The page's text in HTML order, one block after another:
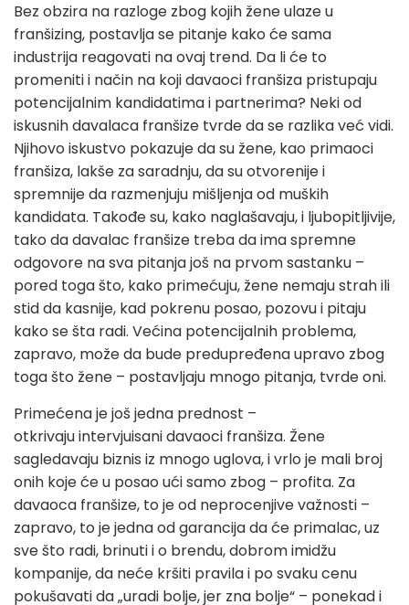
Bez obzira na razloge zbog kojih žene ulaze u
franšizing, postavlja se pitanje kako će sama
industrija reagovati na ovaj trend. Da li će to
promeniti i način na koji davaoci franšiza pristupaju
potencijalnim kandidatima i partnerima? Neki od
iskusnih davalaca franšize tvrde da se razlika već vidi.
Njihovo iskustvo pokazuje da su žene, kao primaoci
franšiza, lakše za saradnju, da su otvorenije i
spremnije da razmenjuju mišljenja od muških
kandidata. Takođe su, kako naglašavaju, i ljubopitljivije,
tako da davalac franšize treba da ima spremne
odgovore na sva pitanja još na prvom sastanku –
pored toga što, kako primećuju, žene nemaju strah ili
stid da kasnije, kad pokrenu posao, pozovu i pitaju
kako se šta radi. Većina potencijalnih problema,
zapravo, može da bude predupređena upravo zbog
toga što žene – postavljaju mnogo pitanja, tvrde oni.
Primećena je još jedna prednost –
otkrivaju intervjuisani davaoci franšiza. Žene
sagledavaju biznis iz mnogo uglova, i vrlo je mali broj
onih koje će u posao ući samo zbog – profita. Za
davaoca franšize, to je od neprocenjive važnosti –
zapravo, to je jedna od garancija da će primalac, uz
sve što radi, brinuti i o brendu, dobrom imidžu
kompanije, da neće kršiti pravila i po svaku cenu
pokušavati da „uradi bolje, jer zna bolje“ – ponekad i